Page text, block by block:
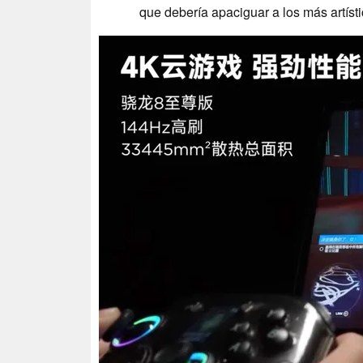
que debería apaciguar a los más